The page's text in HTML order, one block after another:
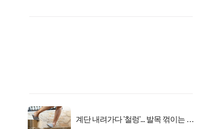
계단 내려가다 '철렁'... 발목 꺾이는 이